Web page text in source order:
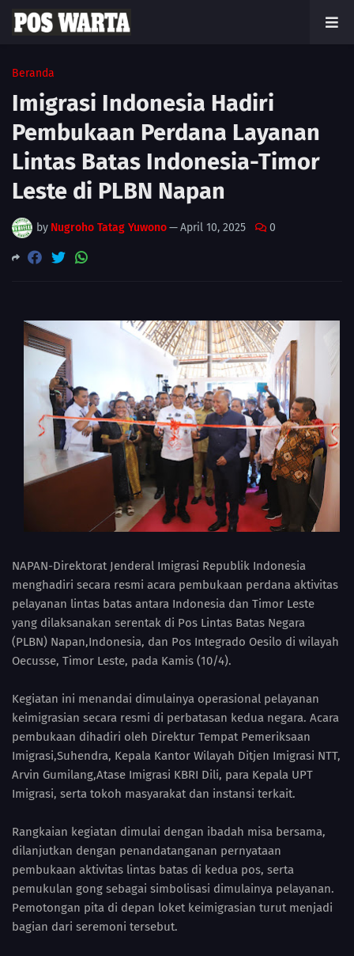
Beranda
Imigrasi Indonesia Hadiri
Pembukaan Perdana Layanan
Lintas Batas Indonesia-Timor
Leste di PLBN Napan
by Nugroho Tatag Yuwono—April 10, 2025 0
NAPAN-Direktorat Jenderal Imigrasi Republik Indonesia
menghadiri secara resmi acara pembukaan perdana aktivitas
pelayanan lintas batas antara Indonesia dan Timor Leste
yang dilaksanakan serentak di Pos Lintas Batas Negara
(PLBN) Napan,Indonesia, dan Pos Integrado Oesilo di wilayah
Oecusse, Timor Leste, pada Kamis (10/4).
Kegiatan ini menandai dimulainya operasional pelayanan
keimigrasian secara resmi di perbatasan kedua negara. Acara
pembukaan dihadiri oleh Direktur Tempat Pemeriksaan
Imigrasi,Suhendra, Kepala Kantor Wilayah Ditjen Imigrasi NTT,
Arvin Gumilang,Atase Imigrasi KBRI Dili, para Kepala UPT
Imigrasi, serta tokoh masyarakat dan instansi terkait.
Rangkaian kegiatan dimulai dengan ibadah misa bersama,
dilanjutkan dengan penandatanganan pernyataan
pembukaan aktivitas lintas batas di kedua pos, serta
pemukulan gong sebagai simbolisasi dimulainya pelayanan.
Pemotongan pita di depan loket keimigrasian turut menjadi
bagian dari seremoni tersebut.